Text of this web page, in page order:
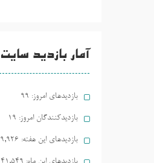
آمار بازدید سایت
بازدیدهای امروز: 99
بازدیدکنندگان امروز: 19
بازدیدهای این هفته: 9,926